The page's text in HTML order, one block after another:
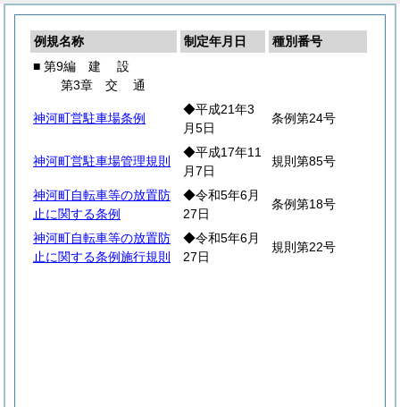
例規名称 制定年月日
種別番号
■ 第9編 建 設
第3章 交通
神河町営駐車場条例
◆平成21年3
月5日
条例第24号
神河町営駐車場管理規則
◆平成17年11
月7日
規則第85号
神河町自転車等の放置防
止に関する条例
◆令和5年6月
27日
条例第18号
神河町自転車等の放置防
止に関する条例施行規則
◆令和5年6月
27日
規則第22号